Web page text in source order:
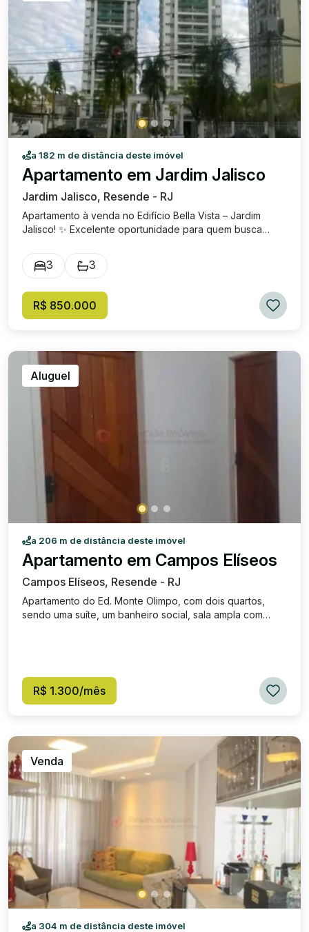
a 182 m de distância deste imóvel
Apartamento em Jardim Jalisco
Jardim Jalisco, Resende - RJ
Apartamento à venda no Edifício Bella Vista – Jardim
Jalisco! ✨ Excelente oportunidade para quem busca
uma das melhores regiões de Resende , o Edifício Bella
Vista está próximo à Prefeitura, Fórum, escolas e diversos
no dia a dia. 🏡 O apartamento conta com: Sala ampla e
bem iluminada, com acesso à sacada espaçosa e telas
canadense atendendo os outros 2 quartos 2 vagas de
garagem cobertas Localizado no 10º andar , com vista
panorâmica incrível da cidade! 🌆 🎯 Comodidades do
poliesportiva e quadra de tênis Área de lazer completa
com churrasqueiras e espaço gourmet Dois salões de
festas , sendo um infantil e outro adulto Salão de jogos
Sala de estudos Brinquedoteca Home theater e cinema
Hidromassagem Ampla área verde e gramado Segurança
e portaria 24h 💎 Um imóvel completo, ideal para quem
busca conforto, sofisticação e lazer em um só lugar! 📍
Jardim Jalisco – Resende/RJ Valor de venda: R$
3 3
R$ 850.000
Aluguel
a 206 m de distância deste imóvel
Apartamento em Campos Elíseos
Campos Elíseos, Resende - RJ
Apartamento do Ed. Monte Olimpo, com dois quartos,
sendo uma suíte, um banheiro social, sala ampla com
R$ 1.300/mês
Venda
a 304 m de distância deste imóvel